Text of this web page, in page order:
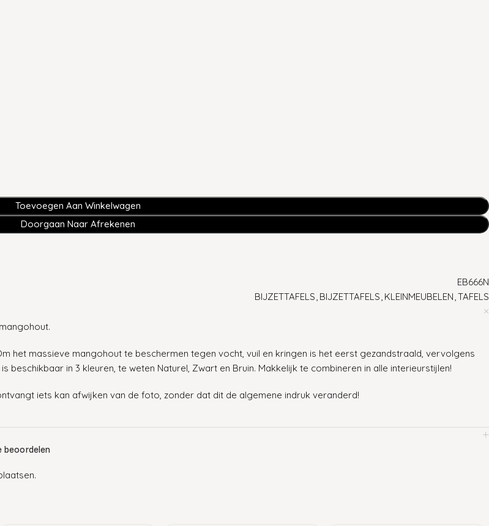
Toevoegen Aan Winkelwagen
Doorgaan Naar Afrekenen
EB666N
BIJZETTAFELS, BIJZETTAFELS, KLEINMEUBELEN,TAFELS
het massieve mangohout te beschermen tegen vocht, vuil en kringen is het eerst gezandstraald, vervolgens
in 3 kleuren, te weten Naturel, Zwart en Bruin. Makkelijk te combineren in alle interieurstijlen!
iets kan afwijken van de foto, zonder dat dit de algemene indruk veranderd!
beoordelen